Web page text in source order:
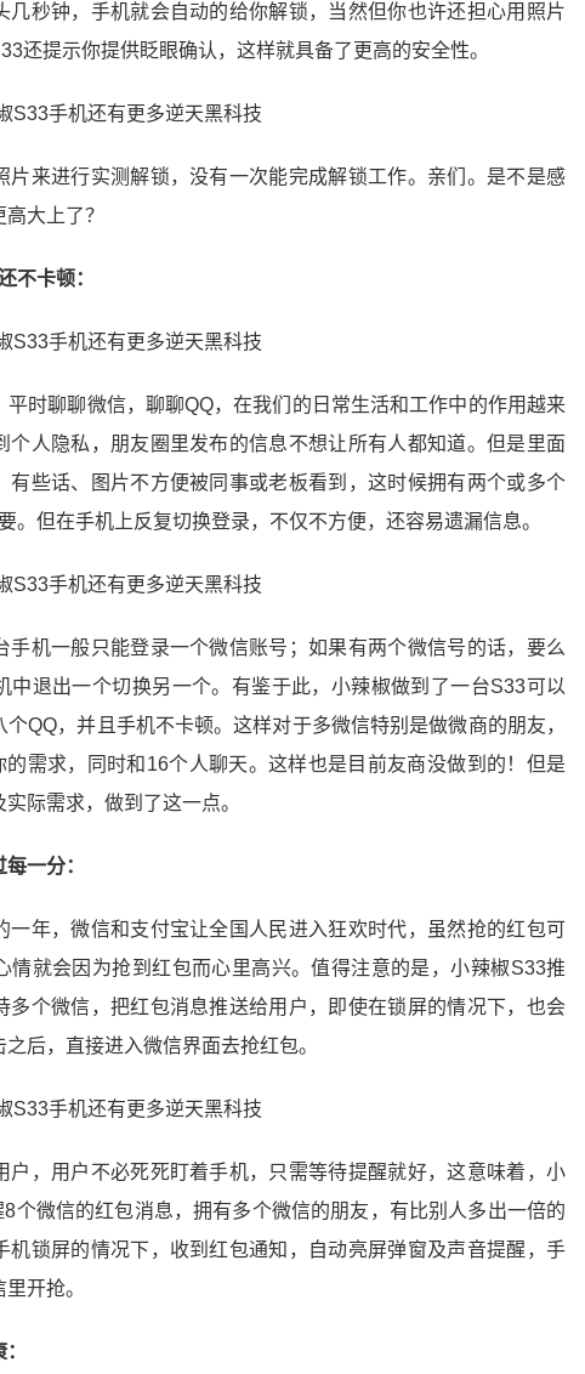
几秒钟，手机就会自动的给你解锁，当然但你也许还担心用照片
还提示你提供眨眼确认，这样就具备了更高的安全性。
片来进行实测解锁，没有一次能完成解锁工作。亲们。是不是感
大上了？
不卡顿：
平时聊聊微信，聊聊QQ，在我们的日常生活和工作中的作用越来
个人隐私，朋友圈里发布的信息不想让所有人都知道。但是里面
有些话、图片不方便被同事或老板看到，这时候拥有两个或多个
。但在手机上反复切换登录，不仅不方便，还容易遗漏信息。
手机一般只能登录一个微信账号；如果有两个微信号的话，要么
中退出一个切换另一个。有鉴于此，小辣椒做到了一台S33可以
个QQ，并且手机不卡顿。这样对于多微信特别是做微商的朋友，
需求，同时和16个人聊天。这样也是目前友商没做到的！但是
际需求，做到了这一点。
一分：
一年，微信和支付宝让全国人民进入狂欢时代，虽然抢的红包可
情就会因为抢到红包而心里高兴。值得注意的是，小辣椒S33推
多个微信，把红包消息推送给用户，即使在锁屏的情况下，也会
后，直接进入微信界面去抢红包。
户，用户不必死死盯着手机，只需等待提醒就好，这意味着，小
个微信的红包消息，拥有多个微信的朋友，有比别人多出一倍的
机锁屏的情况下，收到红包通知，自动亮屏弹窗及声音提醒，手
开抢。